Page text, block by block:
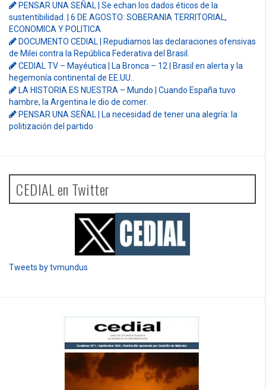
PENSAR UNA SEÑAL | Se echan los dados éticos de la
sustentibilidad. | 6 DE AGOSTO: SOBERANIA TERRITORIAL,
ECONOMICA Y POLITICA
DOCUMENTO CEDIAL | Repudiamos las declaraciones ofensivas
de Milei contra la República Federativa del Brasil.
CEDIAL TV – Mayéutica | La Bronca – 12 | Brasil en alerta y la
hegemonía continental de EE.UU..
LA HISTORIA ES NUESTRA – Mundo | Cuando España tuvo
hambre, la Argentina le dio de comer.
PENSAR UNA SEÑAL | La necesidad de tener una alegría: la
politización del partido
CEDIAL en Twitter
Tweets by tvmundus